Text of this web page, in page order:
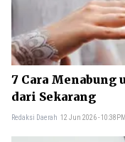
7 Cara
dari Sekarang
Redaksi Daerah 12 Jun 2026 - 10:38PM